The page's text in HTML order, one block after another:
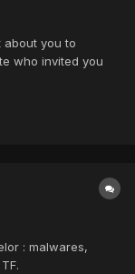
about you to
who invited you
unique
m...
: malwares,